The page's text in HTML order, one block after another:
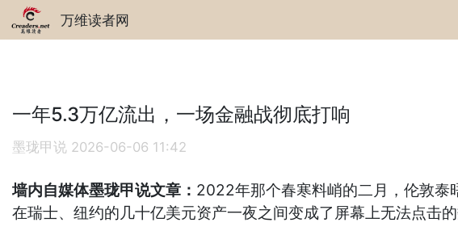
万维读者网
一年5.3万亿流出，一场金融战彻底打响
墨珑甲说 2026-06-06 11:42
墙内自媒体墨珑甲说文章： 2022年那个春寒料峭的二月，伦敦泰
在瑞士、纽约的几十亿美元资产一夜之间变成了屏幕上无法点击